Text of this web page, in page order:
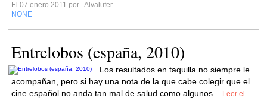
El 07 enero 2011 por Alvalufer
NONE
Entrelobos (españa, 2010)
Los resultados en taquilla no siempre le
acompañan, pero si hay una nota de la que cabe colegir que el
cine español no anda tan mal de salud como algunos...
Leer el